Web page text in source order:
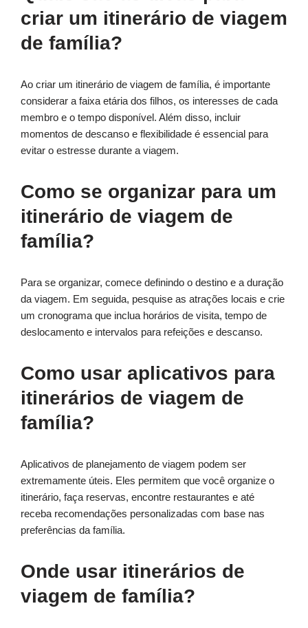
criar um itinerário de viagem
de família?
Ao criar um itinerário de viagem de família, é importante
considerar a faixa etária dos filhos, os interesses de cada
membro e o tempo disponível. Além disso, incluir
momentos de descanso e flexibilidade é essencial para
evitar o estresse durante a viagem.
Como se organizar para um
itinerário de viagem de
família?
Para se organizar, comece definindo o destino e a duração
da viagem. Em seguida, pesquise as atrações locais e crie
um cronograma que inclua horários de visita, tempo de
deslocamento e intervalos para refeições e descanso.
Como usar aplicativos para
itinerários de viagem de
família?
Aplicativos de planejamento de viagem podem ser
extremamente úteis. Eles permitem que você organize o
itinerário, faça reservas, encontre restaurantes e até
receba recomendações personalizadas com base nas
preferências da família.
Onde usar itinerários de
viagem de família?